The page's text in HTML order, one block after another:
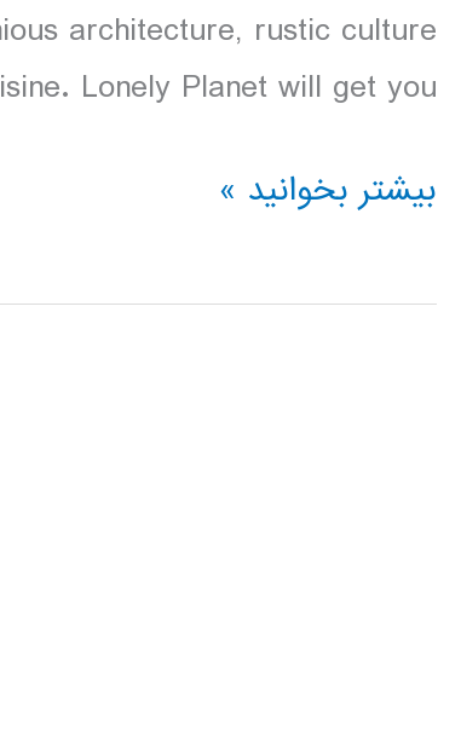
architecture, rustic culture
Lonely Planet will get you […]
دانلود
Lonely
بیشتر بخوانید »